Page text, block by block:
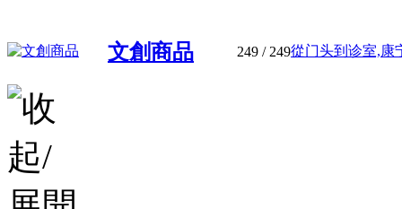
文創商品 249 / 249從门头到诊室,康